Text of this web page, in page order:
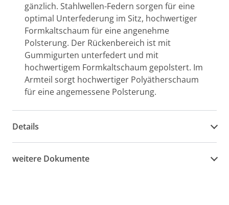
gänzlich. Stahlwellen-Federn sorgen für eine
optimal Unterfederung im Sitz, hochwertiger
Formkaltschaum für eine angenehme
Polsterung. Der Rückenbereich ist mit
Gummigurten unterfedert und mit
hochwertigem Formkaltschaum gepolstert. Im
Armteil sorgt hochwertiger Polyätherschaum
für eine angemessene Polsterung.
Details
weitere Dokumente